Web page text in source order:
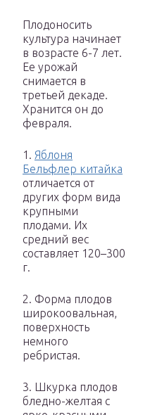
Плодоносить
культура начинает
в возрасте 6-7 лет.
Ее урожай
снимается в
третьей декаде.
Хранится он до
февраля.
1. Яблоня
Бельфлер китайка
отличается от
других форм вида
крупными
плодами. Их
средний вес
составляет 120–300
г.
2. Форма плодов
широкоовальная,
поверхность
немного
ребристая.
3. Шкурка плодов
бледно-желтая с